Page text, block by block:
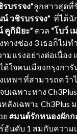
รบรรจง”ลูกสาวสุดที่
น์วชิรบรรจง” ที่ได้นั
คูกิมิยะ” ดวล “โบว์ เ
ทางช่อง 3 เธอก็ไม่ท
มแรงอย่างต่อเนื่อง
ใจคนเมืองกรุงการั
ทพฯ ที่สามารถคว้า
เฉพาะทาง Ch3Plus
งเฉพาะ Ch3Plus
ย #มนต์รักหนองผักก
อันดับ 1 สมกับควา